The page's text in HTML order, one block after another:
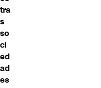
tra
s
so
ci
ed
ad
es